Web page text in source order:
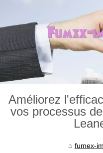
Améliorez
vos processus
fumex-